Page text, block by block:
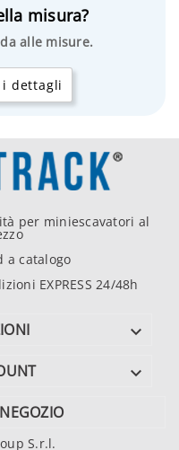
misura?
alle misure.
dettagli
per miniescavatori al
a catalogo
EXPRESS 24/48h


S.r.l.